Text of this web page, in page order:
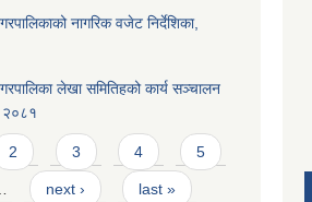
नागरिक वजेट निर्देशिका,
लेखा समितिहको कार्य सञ्चालन
२०८१
2 3 4 5
next › last »